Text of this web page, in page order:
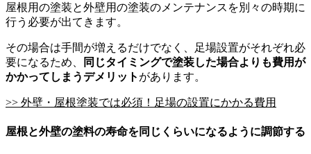
屋根用の塗装と外壁用の塗装のメンテナンスを別々の時期に
行う必要が出てきます。
その場合は手間が増えるだけでなく、足場設置がそれぞれ必
要になるため、
同じタイミングで塗装した場合よりも費用が
かかってしまうデメリット があります。
>> 外壁・屋根塗装では必須！足場の設置にかかる費用
屋根と外壁の塗料の寿命を同じくらいになるように調節する